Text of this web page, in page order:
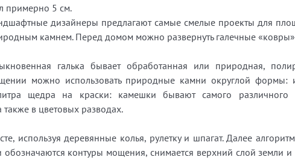
примерно 5 см.
дизайнеры предлагают самые смелые проекты для
камнем. Перед домом можно развернуть галечные
галька бывает обработанная или природная,
можно использовать природные камни округлой формы:
щедра на краски: камешки бывают самого
в цветовых разводах.
используя деревянные колья, рулетку и шпагат. Далее
контуры мощения, снимается верхний слой земли